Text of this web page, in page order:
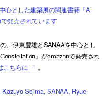
心とした建築展の関連書籍『A
発売されています
、伊東豊雄とSANAAを中心とし
』がamazonで発売され
こちらに 。
Sejima, SANAA, Ryue